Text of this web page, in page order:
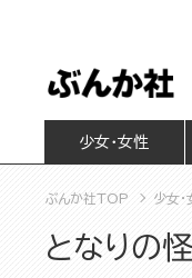
少女・女性
ぶんか社TOP 少女・
となりの